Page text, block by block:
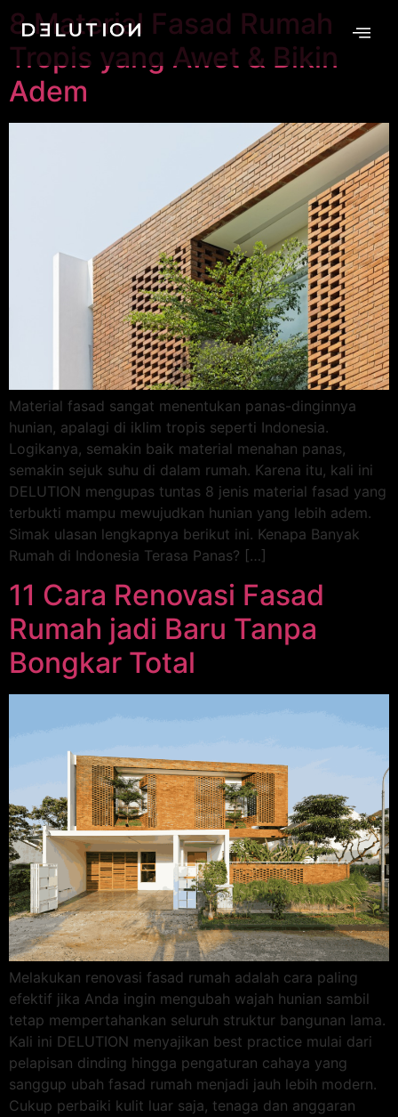
8 Material Fasad Rumah
Tropis yang Awet & Bikin
Adem
Material fasad sangat menentukan panas-dinginnya
hunian, apalagi di iklim tropis seperti Indonesia.
Logikanya, semakin baik material menahan panas,
semakin sejuk suhu di dalam rumah. Karena itu, kali ini
DELUTION mengupas tuntas 8 jenis material fasad yang
terbukti mampu mewujudkan hunian yang lebih adem.
Simak ulasan lengkapnya berikut ini. Kenapa Banyak
Rumah di Indonesia Terasa Panas? […]
11 Cara Renovasi Fasad
Rumah jadi Baru Tanpa
Bongkar Total
Melakukan renovasi fasad rumah adalah cara paling
efektif jika Anda ingin mengubah wajah hunian sambil
tetap mempertahankan seluruh struktur bangunan lama.
Kali ini DELUTION menyajikan best practice mulai dari
pelapisan dinding hingga pengaturan cahaya yang
sanggup ubah fasad rumah menjadi jauh lebih modern.
Cukup perbaiki kulit luar saja, tenaga dan anggaran